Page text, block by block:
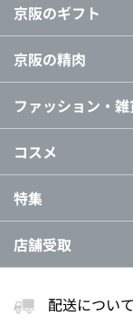
京阪のギフト
京阪の精肉
ファッション・
コスメ
特集
店舗受取
配送について